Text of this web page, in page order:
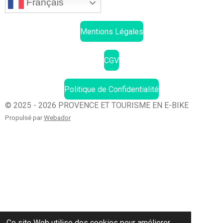
Français
Mentions Légales
CGV
Politique de Confidentialité
© 2025 - 2026 PROVENCE ET TOURISME EN E-BIKE
Propulsé parWebador